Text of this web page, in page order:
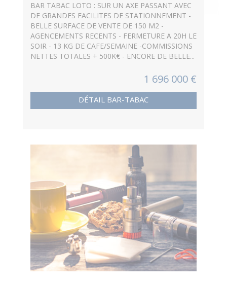
BAR TABAC LOTO : SUR UN AXE PASSANT AVEC
DE GRANDES FACILITES DE STATIONNEMENT -
BELLE SURFACE DE VENTE DE 150 M2 -
AGENCEMENTS RECENTS - FERMETURE A 20H LE
SOIR - 13 KG DE CAFE/SEMAINE -COMMISSIONS
NETTES TOTALES + 500K€ - ENCORE DE BELLE...
1 696 000 €
DÉTAIL BAR-TABAC